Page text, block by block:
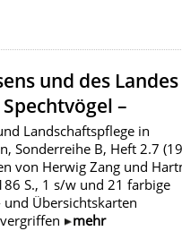
und des Landes
–
Landschaftspflege in
Sonderreihe B, Heft 2.7
von Herwig Zang und
S., 1 s/w und 21 farbige
Übersichtskarten
mehr